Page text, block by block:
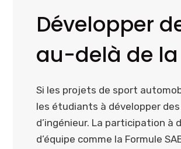
Développer
au-delà de
Si les projets de sport
les étudiants à développer
d’ingénieur. La participation
d’équipe comme la Formule